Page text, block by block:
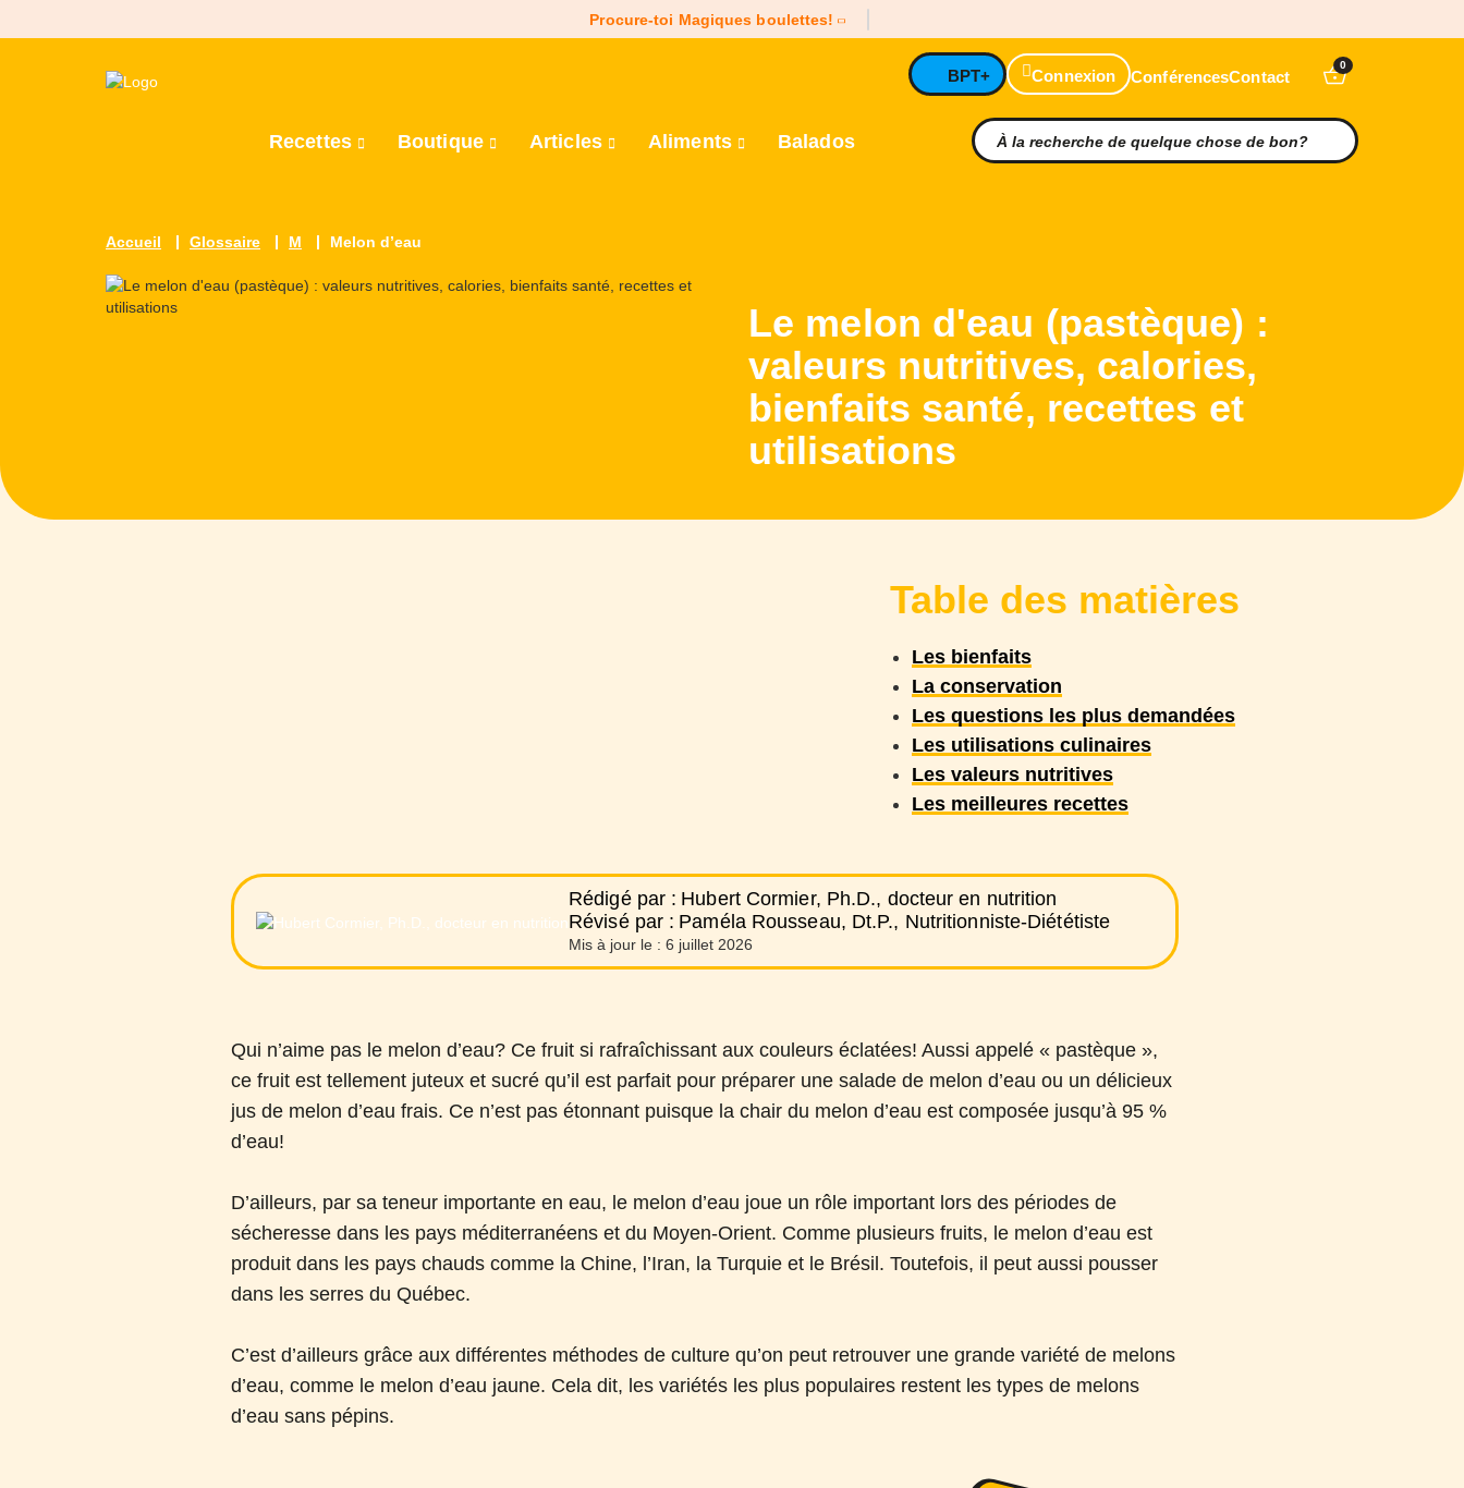
Procure-toi Magiques boulettes!
BPT+ Connexion ConférencesContact
0
Recettes Boutique Articles Aliments Balados
Accueil Glossaire M Melon d’eau
Le melon d'eau (pastèque) :
valeurs nutritives, calories,
bienfaits santé, recettes et
utilisations
Table des matières
Les bienfaits
La conservation
Les questions les plus demandées
Les utilisations culinaires
Les valeurs nutritives
Les meilleures recettes
Rédigé par : Hubert Cormier, Ph.D., docteur en nutrition
Révisé par : Paméla Rousseau, Dt.P., Nutritionniste-Diététiste
Mis à jour le : 6 juillet 2026
Qui n’aime pas le melon d’eau? Ce fruit si rafraîchissant aux couleurs éclatées! Aussi appelé « pastèque »,
ce fruit est tellement juteux et sucré qu’il est parfait pour préparer une salade de melon d’eau ou un délicieux
jus de melon d’eau frais. Ce n’est pas étonnant puisque la chair du melon d’eau est composée jusqu’à 95 %
d’eau!
D’ailleurs, par sa teneur importante en eau, le melon d’eau joue un rôle important lors des périodes de
sécheresse dans les pays méditerranéens et du Moyen-Orient. Comme plusieurs fruits, le melon d’eau est
produit dans les pays chauds comme la Chine, l’Iran, la Turquie et le Brésil. Toutefois, il peut aussi pousser
dans les serres du Québec.
C’est d’ailleurs grâce aux différentes méthodes de culture qu’on peut retrouver une grande variété de melons
d’eau, comme le melon d’eau jaune. Cela dit, les variétés les plus populaires restent les types de melons
d’eau sans pépins.